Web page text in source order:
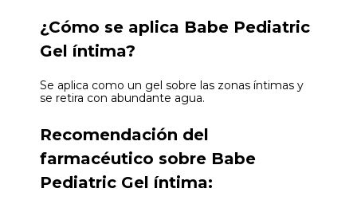
¿Cómo se aplica Babe Pediatric
Gel íntima?
Se aplica como un gel sobre las zonas íntimas y
se retira con abundante agua.
Recomendación del
farmacéutico sobre Babe
Pediatric Gel íntima: